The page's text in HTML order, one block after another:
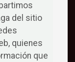
del sitio
quienes
que